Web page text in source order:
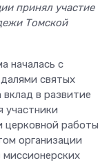
принял участие
Томской
началась с
святых
вклад в развитие
участники
церковной работы
организации
миссионерских